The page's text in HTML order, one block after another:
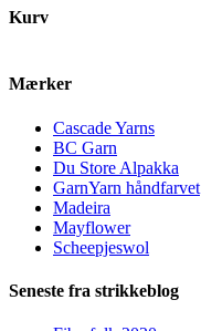
Kurv
Mærker
Cascade Yarns
BC Garn
Du Store Alpakka
GarnYarn håndfarvet
Madeira
Mayflower
Scheepjeswol
Seneste fra strikkeblog